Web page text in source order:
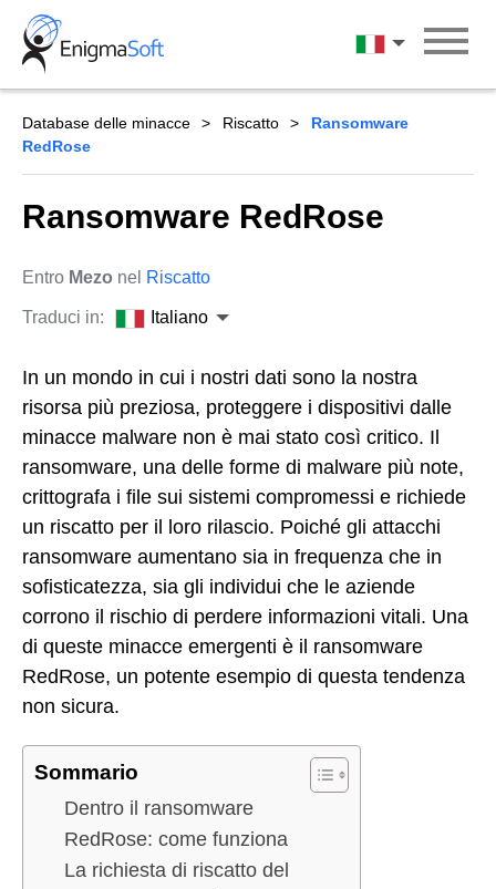
Skip
content
Italiano
Database delle minacce Riscatto
Ransomware
RedRose
Ransomware RedRose
Entro Mezo nel Riscatto
Traduci in: Italiano
In un mondo in cui i nostri dati sono la nostra
risorsa più preziosa, proteggere i dispositivi dalle
minacce malware non è mai stato così critico. Il
ransomware, una delle forme di malware più note,
crittografa i file sui sistemi compromessi e richiede
un riscatto per il loro rilascio. Poiché gli attacchi
ransomware aumentano sia in frequenza che in
sofisticatezza, sia gli individui che le aziende
corrono il rischio di perdere informazioni vitali. Una
di queste minacce emergenti è il ransomware
RedRose, un potente esempio di questa tendenza
non sicura.
Sommario
Dentro il ransomware
RedRose: come funziona
La richiesta di riscatto del